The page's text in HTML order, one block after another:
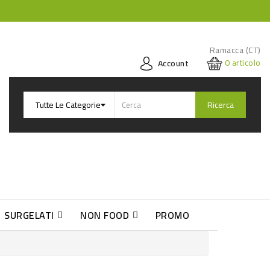
Ramacca (CT)
Account
0articolo
Ricerca
SURGELATI NON FOOD PROMO